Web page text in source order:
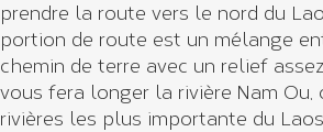
prendre la route vers le nord du
portion de route est un mélange
chemin de terre avec un relief
vous fera longer la rivière Nam Ou,
rivières les plus importante du